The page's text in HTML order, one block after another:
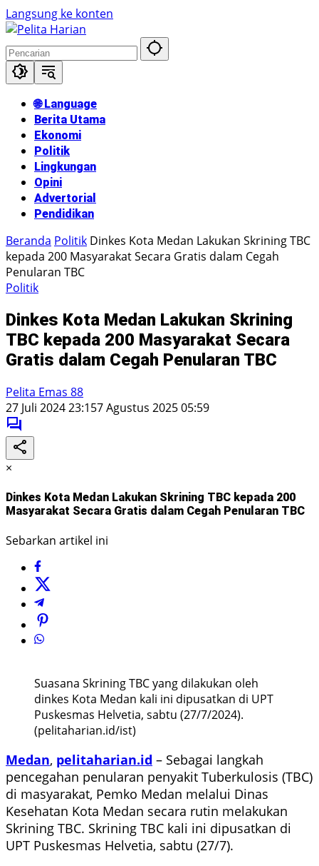
Langsung ke konten
🌐 Language
Berita Utama
Ekonomi
Politik
Lingkungan
Opini
Advertorial
Pendidikan
Beranda Politik Dinkes Kota Medan Lakukan Skrining TBC
kepada 200 Masyarakat Secara Gratis dalam Cegah
Penularan TBC
Politik
Dinkes Kota Medan Lakukan Skrining
TBC kepada 200 Masyarakat Secara
Gratis dalam Cegah Penularan TBC
Pelita Emas 88
27 Juli 2024 23:157 Agustus 2025 05:59
×
Dinkes Kota Medan Lakukan Skrining TBC kepada 200
Masyarakat Secara Gratis dalam Cegah Penularan TBC
Sebarkan artikel ini
Suasana Skrining TBC yang dilakukan oleh
dinkes Kota Medan kali ini dipusatkan di UPT
Puskesmas Helvetia, sabtu (27/7/2024).
(pelitaharian.id/ist)
Medan, pelitaharian.id – Sebagai langkah
pencegahan penularan penyakit Tuberkulosis (TBC)
di masyarakat, Pemko Medan melalui Dinas
Kesehatan Kota Medan secara rutin melakukan
Skrining TBC. Skrining TBC kali ini dipusatkan di
UPT Puskesmas Helvetia, sabtu (27/7).